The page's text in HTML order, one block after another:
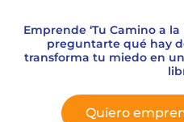
Emprende ‘Tu Camino a
preguntarte qué hay
transforma tu miedo en
Quiero